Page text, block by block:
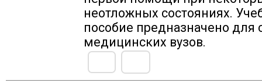
неотложных состояниях.
пособие предназначено для
медицинских вузов.